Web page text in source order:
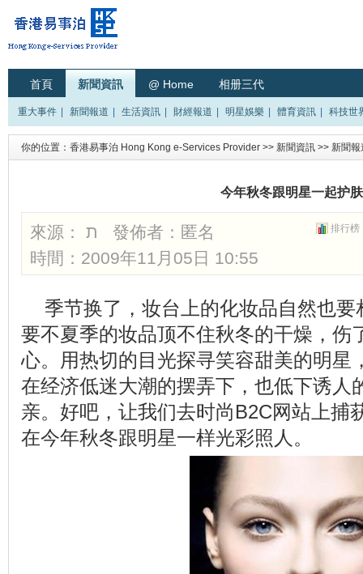
首頁 新聞資訊 @ Home 相册三代
重大事件 新聞報道 生活資訊 財經報道 明星娛樂 體育資訊 科技世
你的位置： 香港易事泊 Hong Kong e-Services Provider >> 新聞資訊 >> 新聞報
今年秋冬跟明星一起护肤
排行榜 來源： ת 發佈者： 匿名
時間：2009年11月05日 10:55
季节换了，妆台上的化妆品自然也
要不夏季的妆品顶不住秋冬的干燥，伤
心。用热切的目光探寻笑容甜美的明星
在经济低迷大潮的摆弄下，也低下诱人
亲。好吧，让我们去时尚B2C网站上捕
在今年秋冬跟明星一样光彩照人。